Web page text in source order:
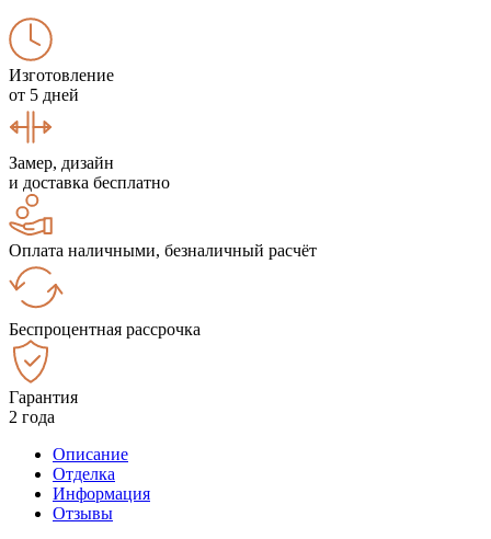
Изготовление
от 5 дней
Замер, дизайн
и доставка бесплатно
Оплата наличными, безналичный расчёт
Беспроцентная рассрочка
Гарантия
2 года
Описание
Отделка
Информация
Отзывы